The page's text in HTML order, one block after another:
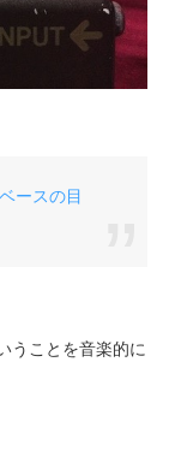
ースの目
うことを音楽的に